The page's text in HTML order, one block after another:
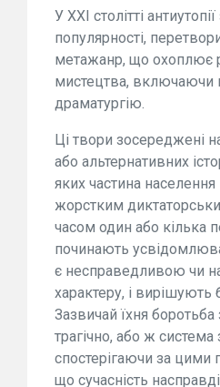
У XXI столітті
популярності,
метажанр, що охоплює
мистецтва, включаючи
драматургію.
Ці твори зосереджені
або альтернативних
яких частина
жорстким
часом один або кілька
починають
є несправедливою чи
характеру, і вирішують
Зазвичай їхня боротьба
трагічно, або ж система
спостерігаючи за цими
що сучасність